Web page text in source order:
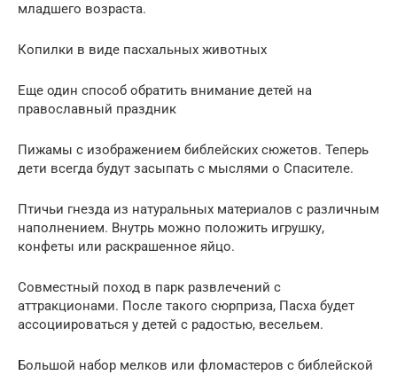
младшего возраста.
Копилки в виде пасхальных животных
Еще один способ обратить внимание детей на
православный праздник
Пижамы с изображением библейских сюжетов. Теперь
дети всегда будут засыпать с мыслями о Спасителе.
Птичьи гнезда из натуральных материалов с различным
наполнением. Внутрь можно положить игрушку,
конфеты или раскрашенное яйцо.
Совместный поход в парк развлечений с
аттракционами. После такого сюрприза, Пасха будет
ассоциироваться у детей с радостью, весельем.
Большой набор мелков или фломастеров с библейской